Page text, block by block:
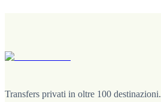
Transfers privati in oltre 100 destinazioni.